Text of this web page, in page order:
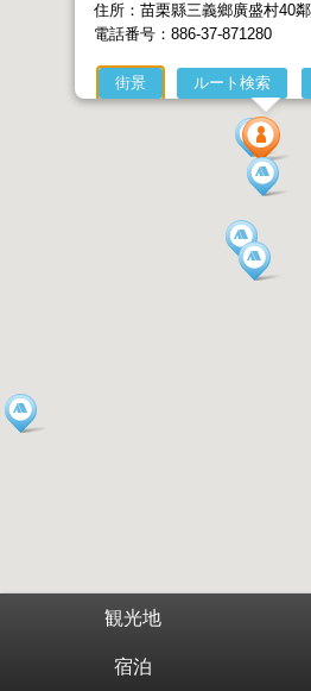
観光地
宿泊
住所：苗栗縣三義鄉廣盛村40
電話番号：886-37-871280
街景 ルート検索